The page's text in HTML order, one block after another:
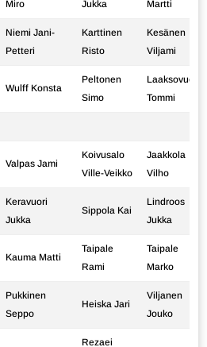
Miro
Jukka
Martti
Niemi Jani-
Petteri
Karttinen
Risto
Kesänen
Viljami
Wulff Konsta
Peltonen
Simo
Laaksovuori
Tommi
Valpas Jami
Koivusalo
Ville-Veikko
Jaakkola
Vilho
Keravuori
Jukka
Sippola Kai
Lindroos
Jukka
Kauma Matti
Taipale
Rami
Taipale
Marko
Pukkinen
Seppo
Heiska Jari
Viljanen
Jouko
Rezaei